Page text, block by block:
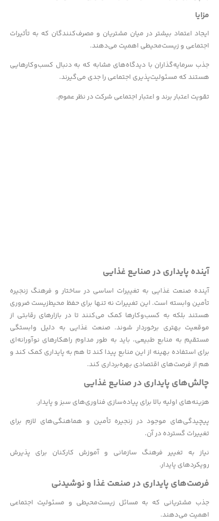
مزایا
ایجاد اعتماد بیشتر در میان مشتریان و مصرف‌کنندگان که به تأثیرات
اجتماعی و زیست‌محیطی اهمیت می‌دهند.
جذب سرمایه‌گذاران با دیدگاه‌های مشابه که به دنبال کسب‌وکارهایی
هستند که مسئولیت‌پذیری اجتماعی را جدی می‌گیرند.
تقویت اعتبار برند و اعتبار اجتماعی شرکت در نظر عموم.
آینده پایداری در صنایع غذایی
آینده صنعت غذایی به تغییرات اساسی در ساختار و فرهنگ زنجیره
تأمین وابسته است. این تغییرات نه تنها برای حفظ محیط‌زیست ضروری
هستند بلکه به کسب‌وکارها کمک می‌کنند تا در بازارهای رقابتی از
موقعیت بهتری برخوردار شوند. صنعت غذایی به دلیل وابستگی
مستقیم به منابع طبیعی، باید به طور مداوم راهکارهای نوآورانه‌ای
برای استفاده بهینه از این منابع پیدا کند تا هم به پایداری کمک کند و
هم از فرصت‌های اقتصادی بهره‌برداری کند.
چالش‌های پایداری در صنایع غذایی
هزینه‌های اولیه بالا برای پیاده‌سازی فناوری‌های سبز و پایدار.
پیچیدگی‌های موجود در زنجیره تأمین و هماهنگی‌های لازم برای
تغییرات گسترده در آن.
نیاز به تغییر فرهنگ سازمانی و آموزش کارکنان برای پذیرش
رویکردهای پایدار.
فرصت‌های پایداری در صنعت غذا و نوشیدنی
جذب مشتریانی که به مسائل زیست‌محیطی و مسئولیت اجتماعی
اهمیت می‌دهند.